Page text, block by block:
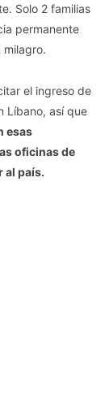
Solo 2 familias
permanente
milagro.
el ingreso de
Líbano, así que
esas
oficinas de
al país.